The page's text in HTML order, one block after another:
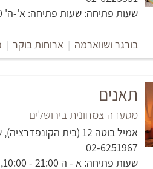
שעות פתיחה: שעות פתיחה: א'-ה' 11:00 -22:00, שישי 9:00 עד שעה לפני כניסת השבת.
בורגר ושווארמה | ארוחות בוקר |
תאנים
מסעדה צמחונית בירושלים
אמיל בוטה 12 (בית הקונפדרציה), שכ' ימין משה, ירושלים
02-6251967
שעות פתיחה: א - ה 21:00 - 10:00, ו 13:30 - 08:30